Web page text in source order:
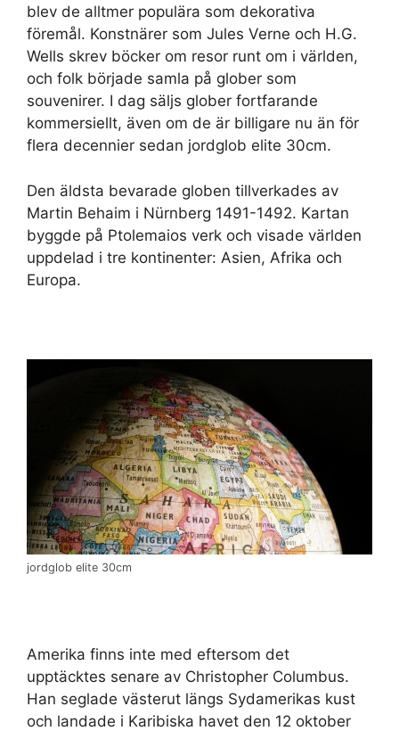
blev de alltmer populära som dekorativa
föremål. Konstnärer som Jules Verne och H.G.
Wells skrev böcker om resor runt om i världen,
och folk började samla på glober som
souvenirer. I dag säljs glober fortfarande
kommersiellt, även om de är billigare nu än för
flera decennier sedan jordglob elite 30cm.
Den äldsta bevarade globen tillverkades av
Martin Behaim i Nürnberg 1491-1492. Kartan
byggde på Ptolemaios verk och visade världen
uppdelad i tre kontinenter: Asien, Afrika och
Europa.
jordglob elite 30cm
Amerika finns inte med eftersom det
upptäcktes senare av Christopher Columbus.
Han seglade västerut längs Sydamerikas kust
och landade i Karibiska havet den 12 oktober